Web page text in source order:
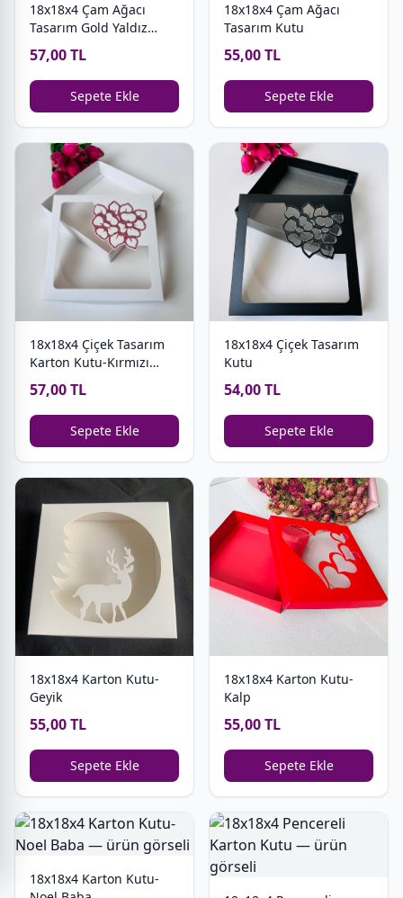
18x18x4 Çam Ağacı
Tasarım Gold Yaldız
Kutu (Yeşil-Kırmızı)
57,00 TL
Sepete Ekle
18x18x4 Çam Ağacı
Tasarım Kutu
55,00 TL
Sepete Ekle
18x18x4 Çiçek Tasarım
Karton Kutu-Kırmızı
Simli
57,00 TL
Sepete Ekle
18x18x4 Çiçek Tasarım
Kutu
54,00 TL
Sepete Ekle
18x18x4 Karton Kutu-
Geyik
55,00 TL
Sepete Ekle
18x18x4 Karton Kutu-
Kalp
55,00 TL
Sepete Ekle
18x18x4 Karton Kutu-